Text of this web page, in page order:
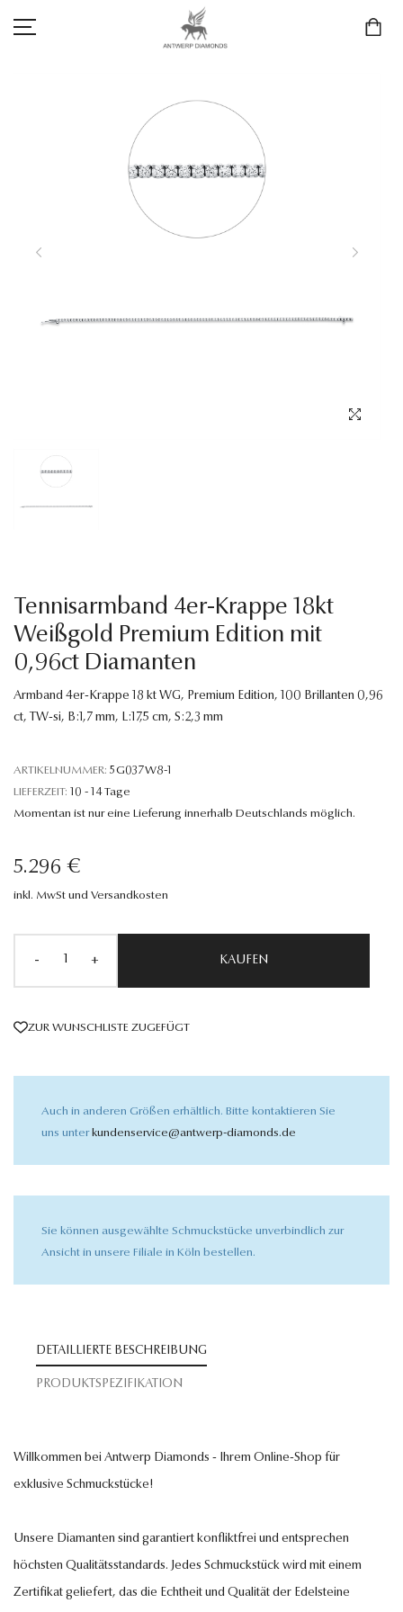
LIEBE & VERLOBUNG
ANTWERP DIAMONDS LUXURY COLLECTION
Tennisarmband 4er-Krappe 18kt
Weißgold Premium Edition mit
0,96ct Diamanten
Armband 4er-Krappe 18 kt WG, Premium Edition, 100 Brillanten 0,96
ct, TW-si, B:1,7 mm, L:17,5 cm, S:2,3 mm
ARTIKELNUMMER: 5G037W8-1
LIEFERZEIT: 10 - 14 Tage
Momentan ist nur eine Lieferung innerhalb Deutschlands möglich.
5.296 €
inkl. MwSt und Versandkosten
- + KAUFEN
ZUR WUNSCHLISTE ZUGEFÜGT
Auch in anderen Größen erhältlich. Bitte kontaktieren Sie
uns unter kundenservice@antwerp-diamonds.de
Sie können ausgewählte Schmuckstücke unverbindlich zur
Ansicht in unsere Filiale in Köln bestellen.
DETAILLIERTE BESCHREIBUNG
PRODUKTSPEZIFIKATION
Willkommen bei Antwerp Diamonds - Ihrem Online-Shop für
exklusive Schmuckstücke!
Unsere Diamanten sind garantiert konfliktfrei und entsprechen
höchsten Qualitätsstandards. Jedes Schmuckstück wird mit einem
Zertifikat geliefert, das die Echtheit und Qualität der Edelsteine